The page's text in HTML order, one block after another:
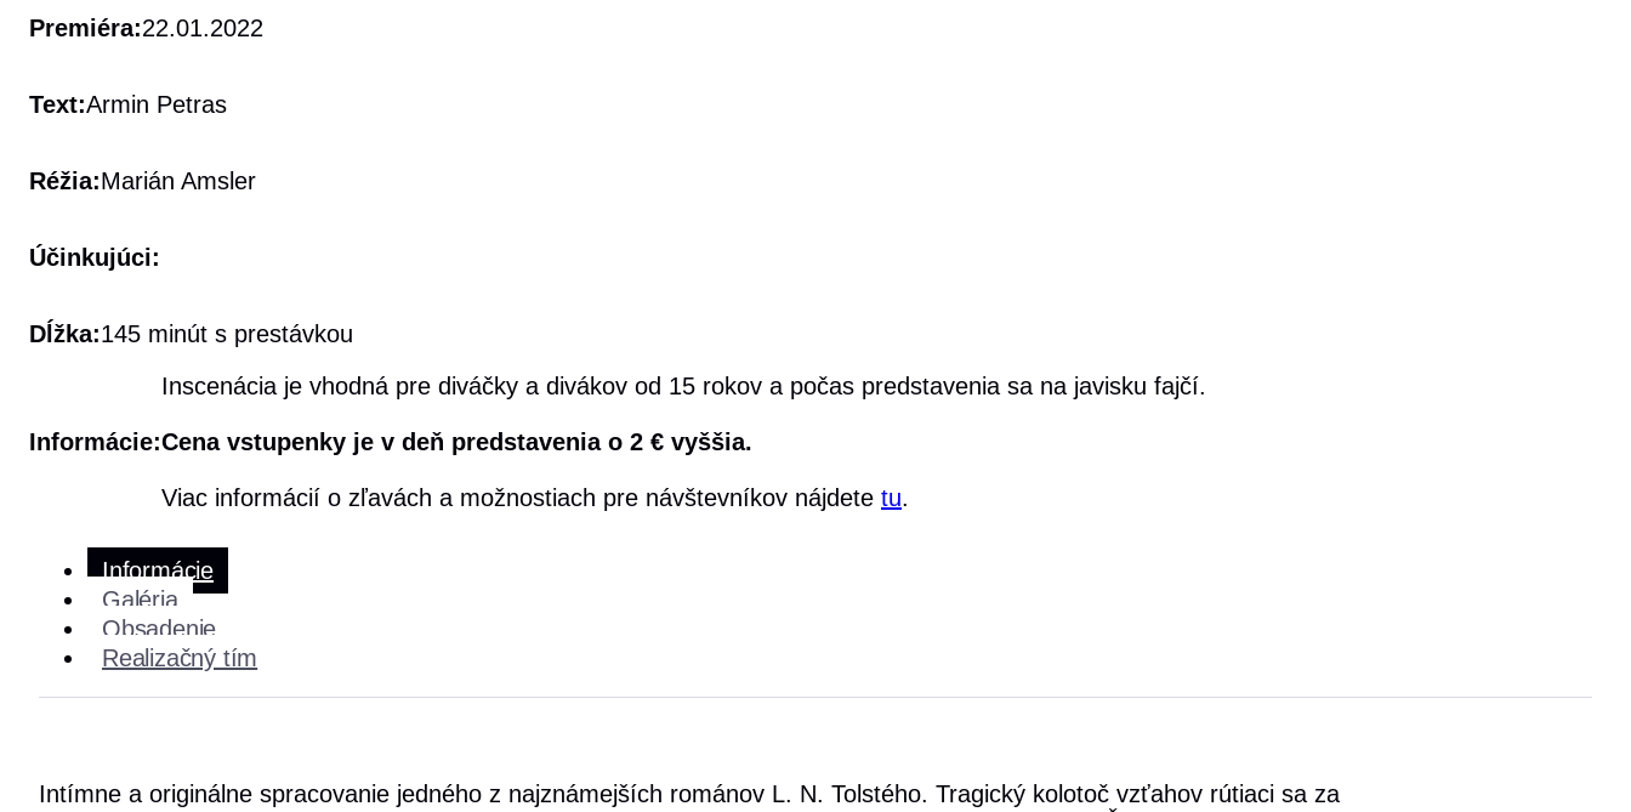
Premiéra:22.01.2022
Text:Armin Petras
Réžia:Marián Amsler
Účinkujúci:
Dĺžka:145 minút s prestávkou
Informácie:
Inscenácia je vhodná pre diváčky a divákov od 15 rokov a počas predstavenia sa na javisku fajčí.
Cena vstupenky je v deň predstavenia o 2 € vyššia.
Viac informácií o zľavách a možnostiach pre návštevníkov nájdete tu.
Informácie
Galéria
Obsadenie
Realizačný tím
Intímne a originálne spracovanie jedného z najznámejších románov L. N. Tolstého. Tragický kolotoč vzťahov rútiaci sa za